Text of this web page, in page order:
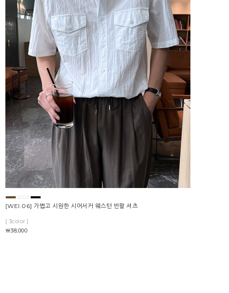
[WEI.06] 가볍고 시원한 시어서커 웨스턴 반팔 셔츠
[ 3color ]
￦38,000